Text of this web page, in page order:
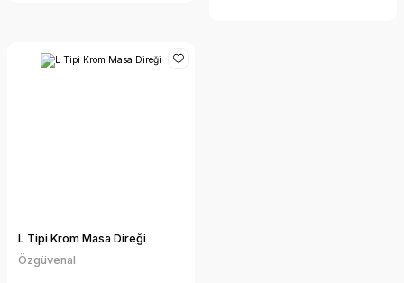
L Tipi Krom Masa Direği
Özgüvenal